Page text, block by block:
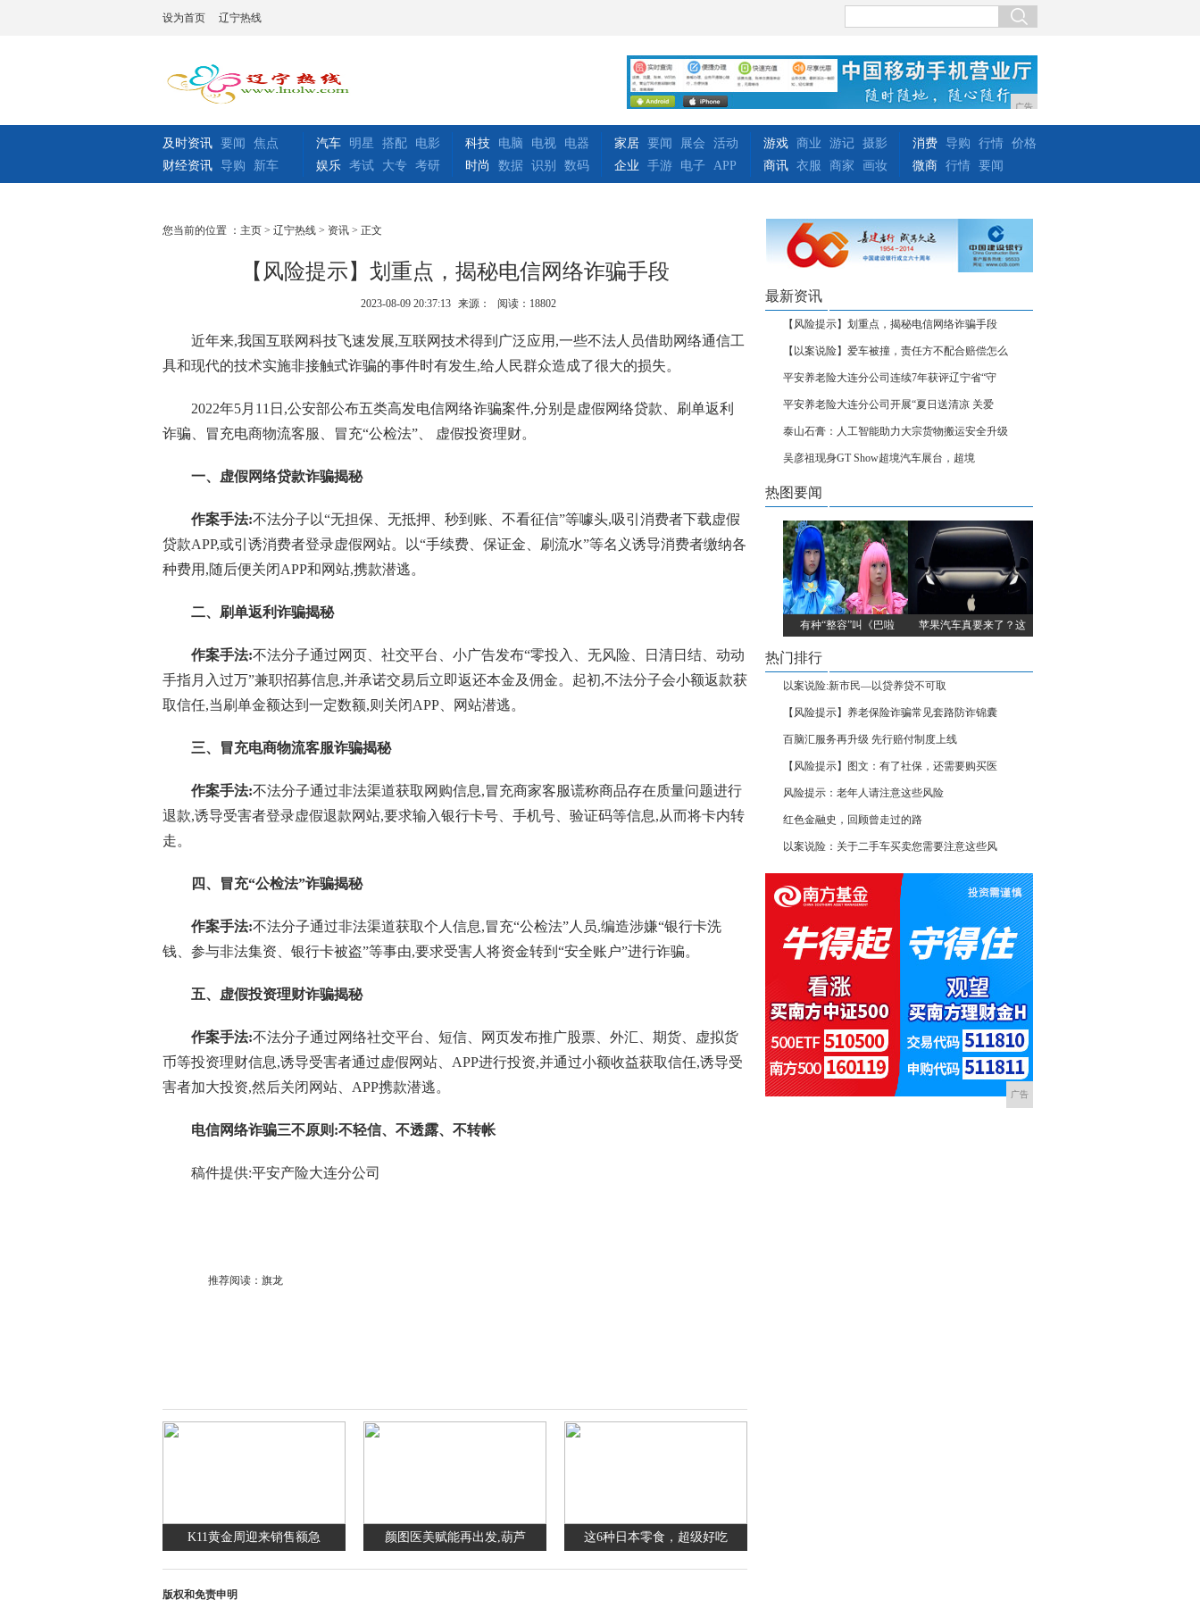
设为首页 辽宁热线
广告
及时资讯 要闻
焦点
财经资讯 导购 新车
汽车 明星 搭配
电影
娱乐 考试 大专 考研
科技 电脑 电视
电器
时尚
数据 识别 数码
家居 要闻 展会
活动
企业
手游 电子 APP
游戏 商业 游记 摄影
商讯 衣服 商家 画妆
消费 导购 行情 价格
微商 行情 要闻
您当前的位置 ： 主页 > 辽宁热线 > 资讯 > 正文
【风险提示】划重点，揭秘电信网络诈骗手段
2023-08-09 20:37:13 来源： 阅读：18802
近年来,我国互联网科技飞速发展,互联网技术得到广泛应用,一些不法人员借助网络通信工
具和现代的技术实施非接触式诈骗的事件时有发生,给人民群众造成了很大的损失。
2022年5月11日,公安部公布五类高发电信网络诈骗案件,分别是虚假网络贷款、刷单返利
诈骗、冒充电商物流客服、冒充“公检法”、 虚假投资理财。
一、 虚假网络贷款诈骗揭秘
作案手法:不法分子以“无担保、无抵押、秒到账、不看征信”等噱头,吸引消费者下载虚假
贷款APP,或引诱消费者登录虚假网站。以“手续费、保证金、刷流水”等名义诱导消费者缴纳各
种费用,随后便关闭APP和网站,携款潜逃。
二、 刷单返利诈骗揭秘
作案手法:不法分子通过网页、社交平台、小广告发布“零投入、无风险、日清日结、动动
手指月入过万”兼职招募信息,并承诺交易后立即返还本金及佣金。起初,不法分子会小额返款获
取信任,当刷单金额达到一定数额,则关闭APP、网站潜逃。
三、 冒充电商物流客服诈骗揭秘
作案手法:不法分子通过非法渠道获取网购信息,冒充商家客服谎称商品存在质量问题进行
退款,诱导受害者登录虚假退款网站,要求输入银行卡号、手机号、验证码等信息,从而将卡内转
走。
四、 冒充“公检法”诈骗揭秘
作案手法:不法分子通过非法渠道获取个人信息,冒充“公检法”人员,编造涉嫌“银行卡洗
钱、参与非法集资、银行卡被盗”等事由,要求受害人将资金转到“安全账户”进行诈骗。
五、 虚假投资理财诈骗揭秘
作案手法:不法分子通过网络社交平台、短信、网页发布推广股票、外汇、期货、虚拟货
币等投资理财信息,诱导受害者通过虚假网站、APP进行投资,并通过小额收益获取信任,诱导受
害者加大投资,然后关闭网站、APP携款潜逃。
电信网络诈骗三不原则:不轻信、不透露、不转帐
稿件提供:平安产险大连分公司
推荐阅读： 旗龙
K11黄金周迎来销售额急 颜图医美赋能再出发,葫芦 这6种日本零食，超级好吃
版权和免责申明
最新资讯
【风险提示】划重点，揭秘电信网络诈骗手段
【以案说险】爱车被撞，责任方不配合赔偿怎么
平安养老险大连分公司连续7年获评辽宁省“守
平安养老险大连分公司开展“夏日送清凉 关爱
泰山石膏：人工智能助力大宗货物搬运安全升级
吴彦祖现身GT Show超境汽车展台，超境
热图要闻
有种“整容”叫《巴啦 苹果汽车真要来了？这
热门排行
以案说险:新市民—以贷养贷不可取
【风险提示】养老保险诈骗常见套路防诈锦囊
百脑汇服务再升级 先行赔付制度上线
【风险提示】图文：有了社保，还需要购买医
风险提示：老年人请注意这些风险
红色金融史，回顾曾走过的路
以案说险：关于二手车买卖您需要注意这些风
广告